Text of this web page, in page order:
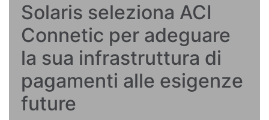
Solaris seleziona ACI
Connetic per adeguare
la sua infrastruttura di
pagamenti alle esigenze
future